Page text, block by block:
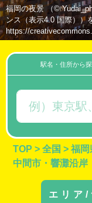
福岡の夜景 （©
ンス（表示4.0 国際））
https://
駅名・住所から
TOP > 全国 > 福岡
中間市・響灘沿岸
エリア/